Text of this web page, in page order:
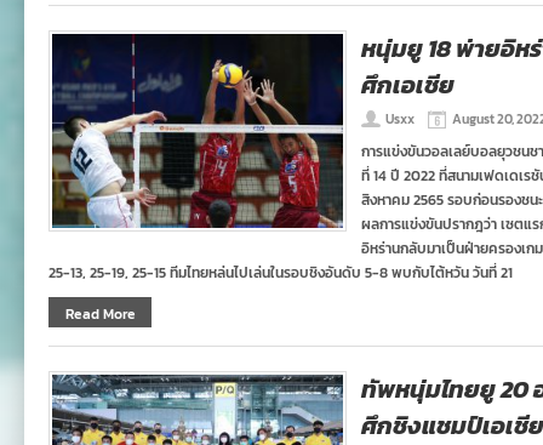
หนุ่มยู 18 พ่ายอิห
ศึกเอเชีย
Usxx August 20,
การแข่งขันวอลเลย์บอลยุวชนช
ที่ 14 ปี 2022 ที่สนามเฟดเดเร
สิงหาคม 2565 รอบก่อนรองช
ผลการแข่งขันปรากฎว่า เซตแ
อิหร่านกลับมาเป็นฝ่ายครองเก
25-13, 25-19, 25-15 ทีมไทยหล่นไปเล่นในรอบชิงอันดับ 5-8 พบกับไต้หวัน วันที่ 21
Read More
ทัพหนุ่มไทยยู 20
ศึกชิงแชมป์เอเชีย